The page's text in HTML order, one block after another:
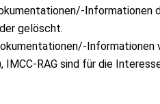
Informationen
gelöscht.
Informationen
IMCC-RAG sind für die